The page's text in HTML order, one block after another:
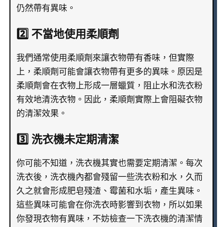
仍然帶有異味。
2️⃣ 不當地使用柔順劑
我們通常使用柔順劑來讓衣物帶有香味，但實際
上，柔順劑可能會讓衣物帶有更多的異味。原因是
柔順劑會在衣物上形成一層蠟質，阻止水和洗衣粉
有效地清洗衣物。因此，柔順劑實際上會阻礙衣物
的清潔效果。
3️⃣ 洗衣機未定期清潔
你可能不知道，洗衣機其實也需要定期清潔。每次
洗衣後，洗衣機內都會殘留一些洗衣粉和水，久而
久之就會形成肥皂殘渣、霉菌和水垢，產生異味。
這些異味可能會在你洗衣時影響到衣物，所以如果
你發現衣物有異味，不妨檢查一下洗衣機的清潔情